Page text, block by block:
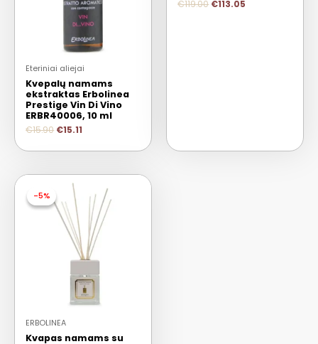
Eteriniai aliejai
Kvepalų namams
ekstraktas Erbolinea
Prestige Vin Di Vino
ERBR40006, 10 ml
€15.90 €15.11
€119.00 €113.05
-5%
-5%
ERBOLINEA
Kvapas namams su